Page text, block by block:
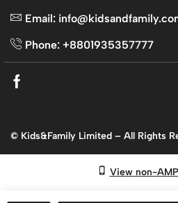
Email:
Phone: +8801935357777
© Kids&Family Limited – All Rights
View non-